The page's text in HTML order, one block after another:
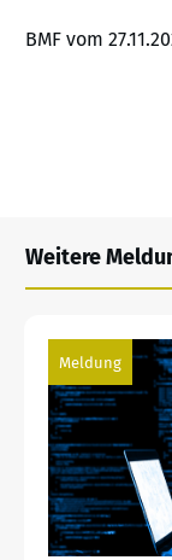
BMF vom
Weitere
Meldung